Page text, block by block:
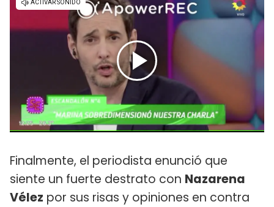
Finalmente, el periodista enunció que
siente un fuerte destrato con Nazarena
Vélez por sus risas y opiniones en contra